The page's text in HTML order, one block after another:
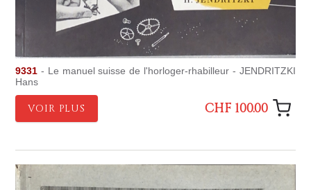
9331 - Le manuel suisse de l'horloger-rhabilleur - JENDRITZKI
Hans
VOIR PLUS CHF 100.00